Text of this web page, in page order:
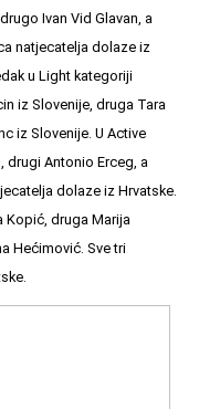
Ivan Vid Glavan, a
natjecatelja dolaze iz
u Light kategoriji
iz Slovenije, druga Tara
iz Slovenije. U Active
drugi Antonio Erceg, a
dolaze iz Hrvatske.
Kopić, druga Marija
Hećimović. Sve tri